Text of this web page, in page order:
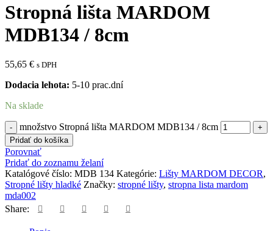
Stropná lišta MARDOM
MDB134 / 8cm
55,65 € s DPH
Dodacia lehota: 5-10 prac.dní
Na sklade
množstvo Stropná lišta MARDOM MDB134 / 8cm
Pridať do košíka
Porovnať
Pridať do zoznamu želaní
Katalógové číslo: MDB 134 Kategórie: Lišty MARDOM DECOR,
Stropné lišty hladké Značky: stropné lišty, stropna lista mardom
mda002
Share: